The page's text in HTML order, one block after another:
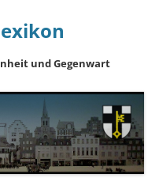
und Gegenwart